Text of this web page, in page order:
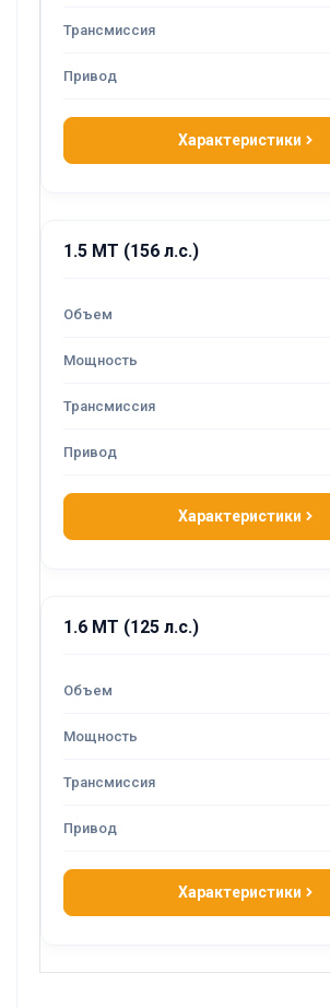
Характеристики
1.5 MT (156 л.с.)
Характеристики
1.6 MT (125 л.с.)
Характеристики